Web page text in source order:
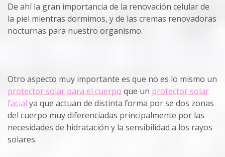
De ahí la gran importancia de la renovación celular de
la piel mientras dormimos, y de las cremas renovadoras
nocturnas para nuestro organismo.
Otro aspecto muy importante es que no es lo mismo un
protector solar para el cuerpo que un protector solar
facial ya que actuan de distinta forma por se dos zonas
del cuerpo muy diferenciadas principalmente por las
necesidades de hidratación y la sensibilidad a los rayos
solares.